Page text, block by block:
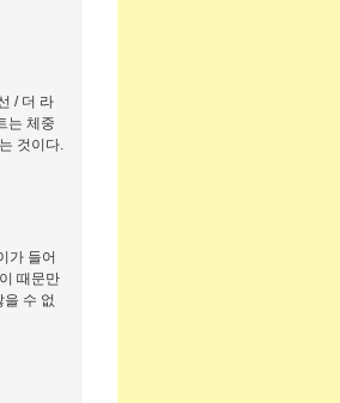
/ 더 라
는 체중
것이다.
가 들어
때문만
을 수 없